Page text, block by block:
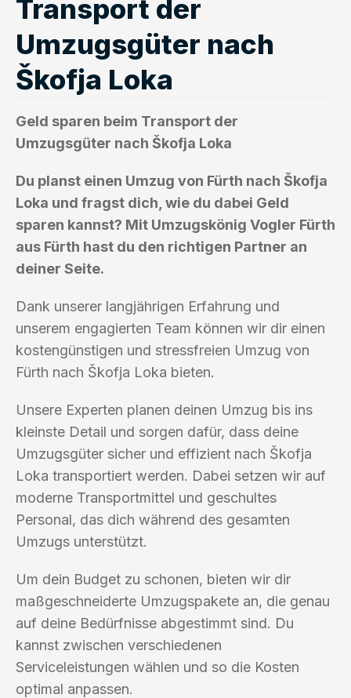
Transport der
Umzugsgüter nach
Škofja Loka
Geld sparen beim Transport der
Umzugsgüter nach Škofja Loka
Du planst einen Umzug von Fürth nach Škofja
Loka und fragst dich, wie du dabei Geld
sparen kannst? Mit Umzugskönig Vogler Fürth
aus Fürth hast du den richtigen Partner an
deiner Seite.
Dank unserer langjährigen Erfahrung und
unserem engagierten Team können wir dir einen
kostengünstigen und stressfreien Umzug von
Fürth nach Škofja Loka bieten.
Unsere Experten planen deinen Umzug bis ins
kleinste Detail und sorgen dafür, dass deine
Umzugsgüter sicher und effizient nach Škofja
Loka transportiert werden. Dabei setzen wir auf
moderne Transportmittel und geschultes
Personal, das dich während des gesamten
Umzugs unterstützt.
Um dein Budget zu schonen, bieten wir dir
maßgeschneiderte Umzugspakete an, die genau
auf deine Bedürfnisse abgestimmt sind. Du
kannst zwischen verschiedenen
Serviceleistungen wählen und so die Kosten
optimal anpassen.